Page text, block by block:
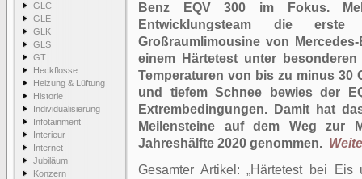
GLC
GLE
GLK
GLS
GT
Heckflosse
Heizung & Lüftung
Historie
Individualisierung
Infotainment
Interieur
Internet
Jubiläum
Konzern
Benz EQV 300 im Fokus.
Entwicklungsteam die erste
Großraumlimousine von
einem Härtetest unter
Temperaturen von bis zu minus 30
und tiefem Schnee bewies der
Extrembedingungen. Damit hat
Meilensteine auf dem Weg zur
Jahreshälfte 2020 genommen.
Gesamter Artikel: Härtetest bei Eis